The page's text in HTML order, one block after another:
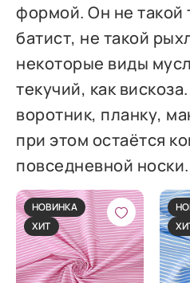
формой. Он не такой
батист, не такой
некоторые виды
текучий, как
воротник, планку,
при этом остаётся
повседневной носки.
НОВИНКА
ХИТ